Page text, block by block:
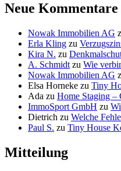
Neue Kommentare
Nowak Immobilien AG
Erla Kling zu
Kira N. zu
A. Schmidt zu Wie
Nowak Immobilien AG
Elsa Horneke zu Tiny
Ada zu Home Staging –
ImmoSport GmbH zu
Dietrich zu Welche
Paul S. zu Tiny House
Mitteilung